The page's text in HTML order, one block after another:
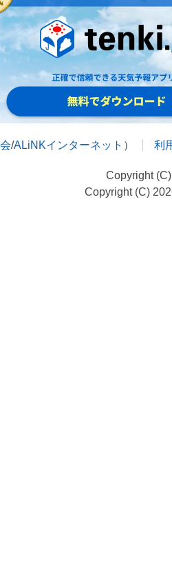
/ALiNKインターネット ） 利
Copyright
Copyright (C)